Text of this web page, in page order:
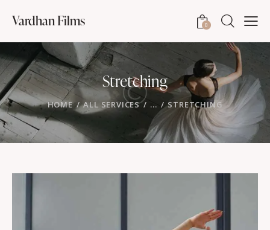
Vardhan Films 0
Stretching
HOME ALL SERVICES ... STRETCHING